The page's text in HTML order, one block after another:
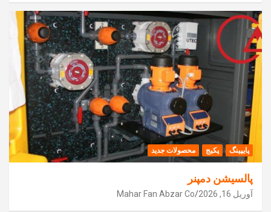
پایپینگ پکیج محصولات جدید
پالسیشن دمپنر
آوریل 16, 2026 Mahar Fan Abzar Co